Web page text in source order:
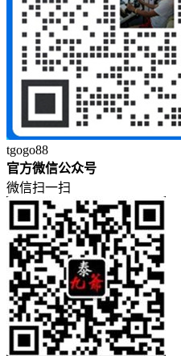
tgogo88
官方微信公众号
微信扫一扫